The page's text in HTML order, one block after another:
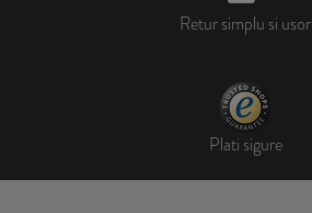
Retur simplu si usor
Plati sigure